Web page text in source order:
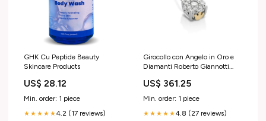
GHK Cu Peptide Beauty
Skincare Products
US$ 28.12
Min. order: 1 piece
★★★★★4.2 (17 reviews)
Girocollo con Angelo in Oro e
Diamanti Roberto Giannotti
US$ 361.25
Min. order: 1 piece
★★★★★4.8 (27 reviews)